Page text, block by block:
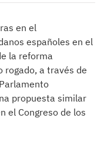
en el
españoles en el
la reforma
rogado, a través de
propuesta similar
el Congreso de los